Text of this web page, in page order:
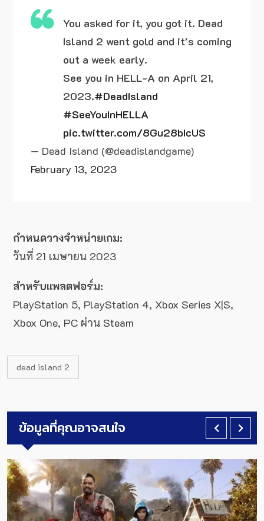
You asked for it, you got it. Dead
Island 2 went gold and it's coming
out a week early.
See you in HELL-A on April 21,
2023.#DeadIsland
#SeeYouInHELLA
pic.twitter.com/8Gu28bIcUS
— Dead Island (@deadislandgame)
February 13, 2023
กำหนดวางจำหน่ายเกม:
วันที่ 21 เมษายน 2023
สำหรับแพลตฟอร์ม:
PlayStation 5, PlayStation 4, Xbox Series X|S,
Xbox One, PC ผ่าน Steam
dead island 2
ข้อมูลที่คุณอาจสนใจ